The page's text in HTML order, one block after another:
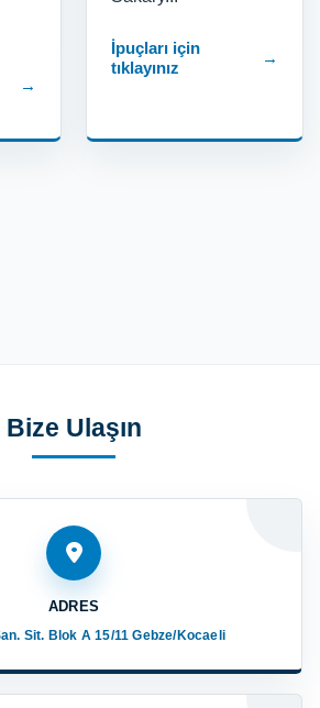
→
İpuçları için
tıklayınız
→
Bize Ulaşın
ADRES
Sit. Blok A 15/11 Gebze/Kocaeli